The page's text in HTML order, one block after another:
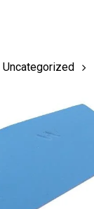
Uncategorized